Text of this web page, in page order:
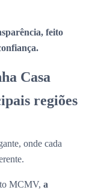
feito
Casa
regiões
onde cada
MCMV, a